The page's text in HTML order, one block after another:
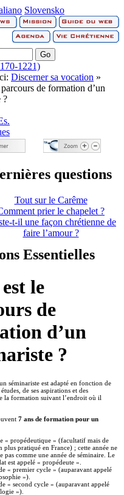
Slovensko
1221)
Discerner sa vocation »
de formation d’un
?
questions
Tout sur le Carême
prier le chapelet ?
t-il une façon chrétienne de
faire l’amour ?
Essentielles
le
de
d’un
?
séminariste est adapté en fonction de
de ses aspirations et des
la formation suivant l’endroit où il
7 ans de formation pour un
« propédeutique » (facultatif mais de
plus pratiqué en France) ; cette année ne
pas comme une année de séminaire. Le
est appelé « propédeute ».
« premier cycle » (auparavant appelé
»).
« second cycle » (auparavant appelé
»).